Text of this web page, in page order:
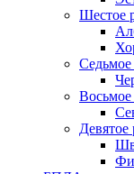
Шестое